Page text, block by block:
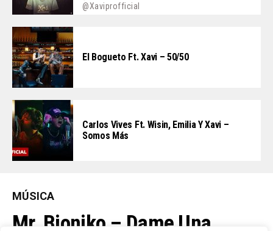
@xaviprofficial
El Bogueto Ft. Xavi – 50/50
Carlos Vives Ft. Wisin, Emilia Y Xavi –
Somos Más
MÚSICA
Mr. Bioniko – Dame Una